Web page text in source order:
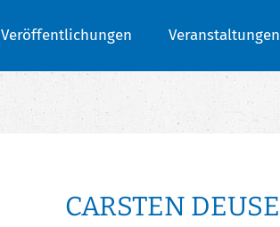
Veröffentlichungen Veranstaltungen
CARSTEN DEUSE